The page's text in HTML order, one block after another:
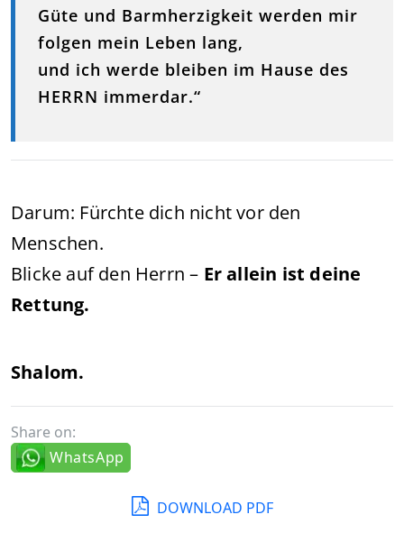
Güte und Barmherzigkeit werden mir
folgen mein Leben lang,
und ich werde bleiben im Hause des
HERRN immerdar.“
Darum: Fürchte dich nicht vor den
Menschen.
Blicke auf den Herrn – Er allein ist deine
Rettung.
Shalom.
Share on:
WhatsApp
DOWNLOAD PDF